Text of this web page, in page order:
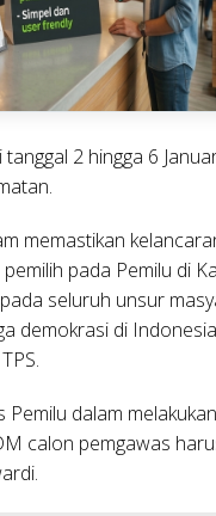
2 hingga 6
memastikan
pada Pemilu di
seluruh unsur
demokrasi di
Pemilu dalam
calon pemgawas